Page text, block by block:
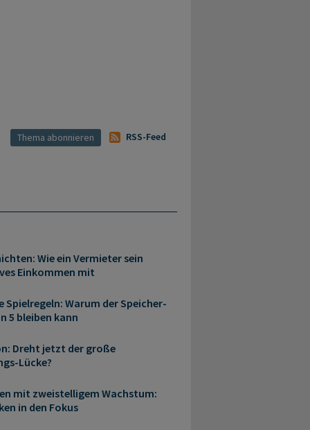
RSS-Feed
Wie ein Vermieter sein
Einkommen mit
Spielregeln: Warum der Speicher-
5 bleiben kann
Dreht jetzt der große
Lücke?
mit zweistelligem Wachstum:
in den Fokus